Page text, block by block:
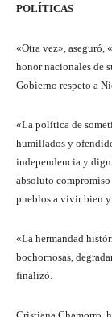
POLÍTICAS
«Otra vez», aseguró,
honor nacionales de
Gobierno respeto a
«La política de
humillados y
independencia y
absoluto
pueblos a vivir bien
«La hermandad
bochornosas,
finalizó.